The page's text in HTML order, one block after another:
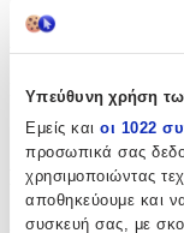
Υπεύθυνη χρήση
Εμείς και οι 1022
προσωπικά σας
χρησιμοποιώντας
αποθηκεύουμε και
συσκευή σας, με
Κατασκευαστής:
SKIP HOP
Βασικά
Χρώμα: